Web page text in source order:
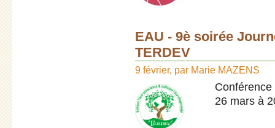
EAU - 9è soirée
TERDEV
9 février, par Marie MAZENS
Conférence
26 mars à